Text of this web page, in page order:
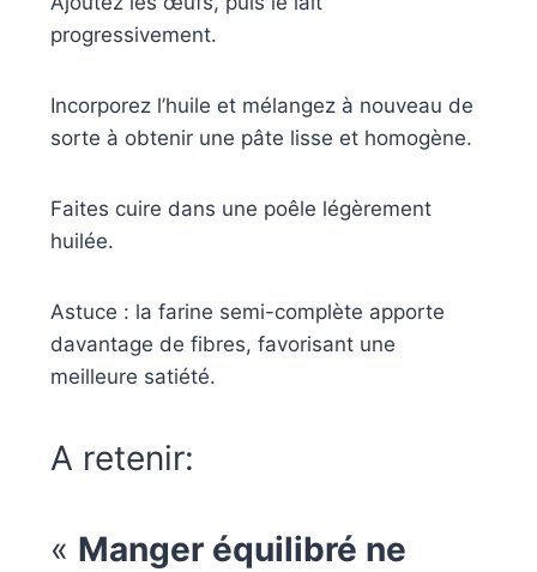
progressivement.
Incorporez l’huile et mélangez à nouveau de
sorte à obtenir une pâte lisse et homogène.
Faites cuire dans une poêle légèrement
huilée.
Astuce : la farine semi-complète apporte
davantage de fibres, favorisant une
meilleure satiété.
A retenir:
« Manger équilibré ne